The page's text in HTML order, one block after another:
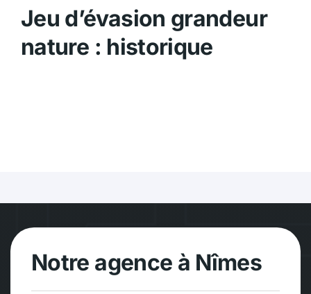
Jeu d’évasion grandeur
nature : historique
Notre agence à Nîmes